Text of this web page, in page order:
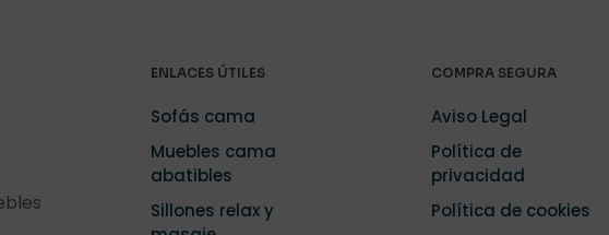
ENLACES ÚTILES
Sofás cama
Muebles cama
abatibles
Sillones relax y
COMPRA SEGURA
Aviso Legal
Política de
privacidad
Política de cookies